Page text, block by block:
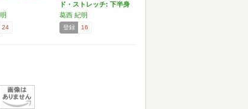
24
ド・ストレッチ: 下半身
を…
葛西 紀明
登録 16